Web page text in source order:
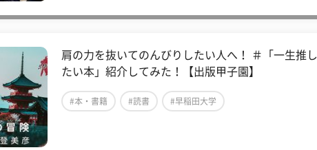
肩の力を抜いてのんびりしたい人へ！ ＃「一生推し
たい本」紹介してみた！【出版甲子園】
#本・書籍 #読書 #早稲田大学